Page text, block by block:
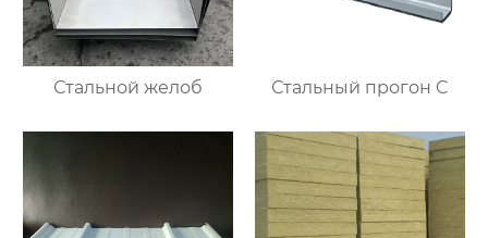
Стальной желоб Стальный прогон C